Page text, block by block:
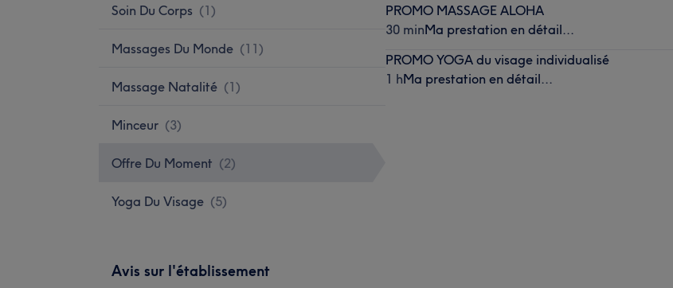
Soin Du Corps (1)
Massages Du Monde (11)
Massage Natalité (1)
Minceur (3)
Offre Du Moment (2)
Yoga Du Visage (5)
PROMO MASSAGE ALOHA
30 minMa prestation en détail...
PROMO YOGA du visage individualisé
1 hMa prestation en détail...
Avis sur l'établissement